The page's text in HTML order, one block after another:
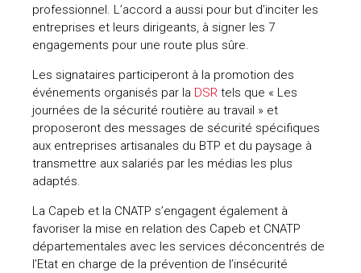
professionnel. L’accord a aussi pour but d’inciter les
entreprises et leurs dirigeants, à signer les 7
engagements pour une route plus sûre.
Les signataires participeront à la promotion des
événements organisés par la DSR tels que « Les
journées de la sécurité routière au travail » et
proposeront des messages de sécurité spécifiques
aux entreprises artisanales du BTP et du paysage à
transmettre aux salariés par les médias les plus
adaptés.
La Capeb et la CNATP s’engagent également à
favoriser la mise en relation des Capeb et CNATP
départementales avec les services déconcentrés de
l’Etat en charge de la prévention de l’insécurité